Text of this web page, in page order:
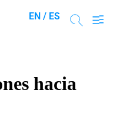
EN / ES
hacia